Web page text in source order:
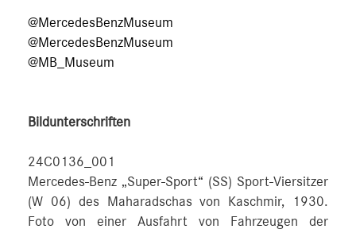
@MercedesBenzMuseum
@MercedesBenzMuseum
@MB_Museum
Bildunterschriften
24C0136_001
Mercedes-Benz „Super-Sport“ (SS) Sport-Viersitzer
(W 06) des Maharadschas von Kaschmir, 1930.
Foto von einer Ausfahrt von Fahrzeugen der